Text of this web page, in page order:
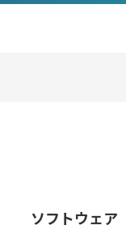
ソフトウェア